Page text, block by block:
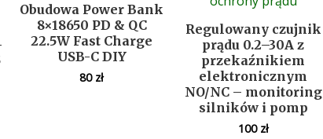
Obudowa Power Bank
8×18650 PD & QC
22.5W Fast Charge
USB-C DIY
80 zł
Regulowany czujnik
prądu 0.2–30A z
przekaźnikiem
elektronicznym
NO/NC – monitoring
silników i pomp
100 zł